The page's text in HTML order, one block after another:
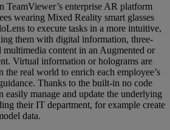
TeamViewer’s enterprise AR platform
wearing Mixed Reality smart glasses
to execute tasks in a more intuitive,
them with digital information, three-
multimedia content in an Augmented or
Virtual information or holograms are
the real world to enrich each employee’s
Thanks to the built-in no code
easily manage and update the underlying
their IT department, for example create
data.